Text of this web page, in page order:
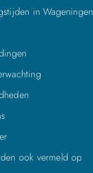
in Wageningen
ook vermeld op